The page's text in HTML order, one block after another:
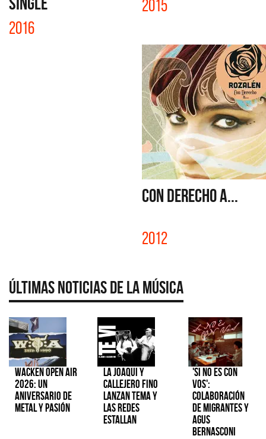
2016
2015
CON DERECHO A...
2012
Últimas Noticias de la Música
Wacken Open Air
2026: Un
aniversario de
metal y pasión
La Joaqui y
Callejero Fino
lanzan tema y
las redes
estallan
'Si No Es Con
Vos':
colaboración
de Migrantes y
Agus
Bernasconi